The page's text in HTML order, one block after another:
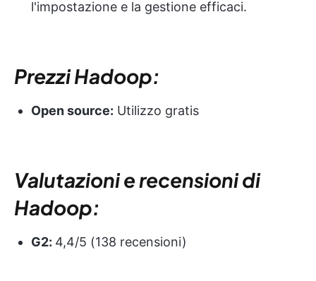
l'impostazione e la gestione efficaci.
Prezzi Hadoop:
Open source: Utilizzo gratis
Valutazioni e recensioni di
Hadoop:
G2: 4,4/5 (138 recensioni)